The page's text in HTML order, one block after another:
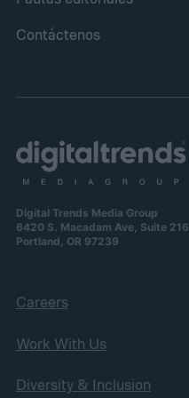
Contáctenos
Digital Trends Media Group
6420 S. Macadam Ave, Suite 216
Portland, OR 97239
Careers
Work With Us
Diversity & Inclusion